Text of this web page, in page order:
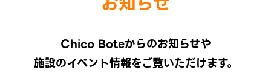
Chico Boteからのお知らせや
施設のイベント情報をご覧いただけます。